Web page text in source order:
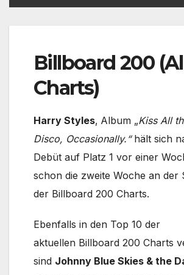
Billboard 200
Charts)
Harry Styles‚ Album „Kiss All
Disco, Occasionally.“hält sich
Debüt auf Platz 1 vor einer
schon die zweite Woche an der
der Billboard 200 Charts.
Ebenfalls in den Top 10 der
aktuellen Billboard 200 Charts
sind Johnny Blue Skies & the